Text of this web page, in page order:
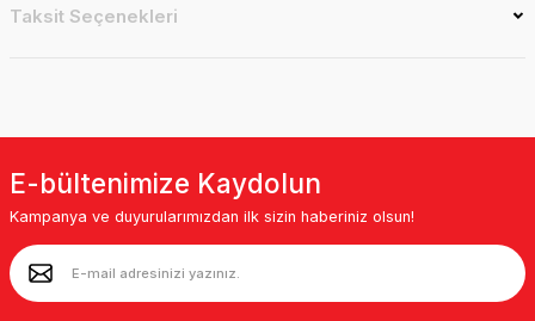
Taksit Seçenekleri
E-bültenimize Kaydolun
Kampanya ve duyurularımızdan ilk sizin haberiniz olsun!